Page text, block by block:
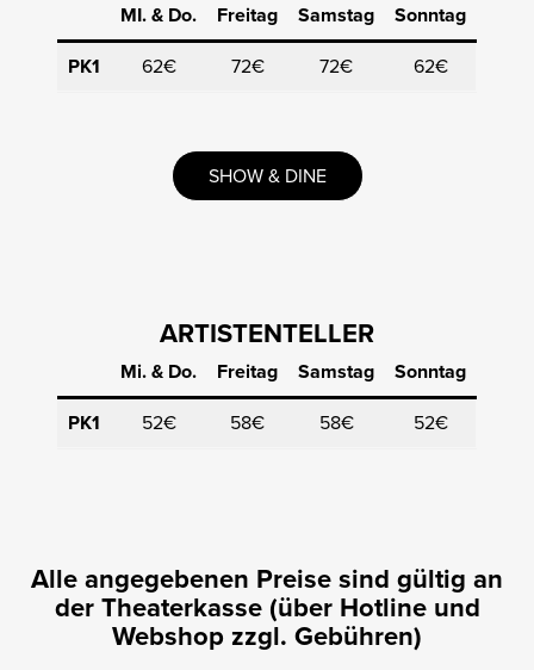
MI. & Do. Freitag Samstag
Sonntag
PK1
62€ 72€ 72€ 62€
SHOW & DINE
ARTISTENTELLER
Mi. & Do. Freitag Samstag
Sonntag
PK1
52€ 58€ 58€ 52€
Alle angegebenen Preise sind gültig an
der Theaterkasse (über Hotline und
Webshop zzgl. Gebühren)